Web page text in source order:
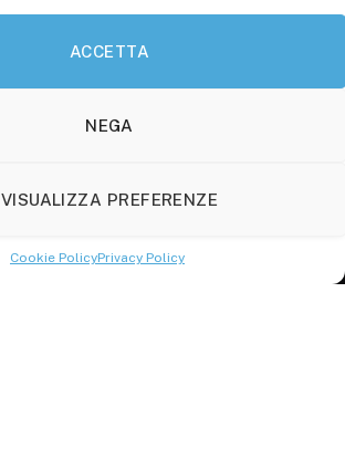
ACCETTA
NEGA
VISUALIZZA PREFERENZE
Cookie PolicyPrivacy Policy